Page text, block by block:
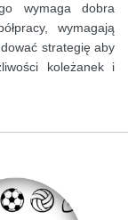
wymaga dobra
wymagają
strategię aby
koleżanek i